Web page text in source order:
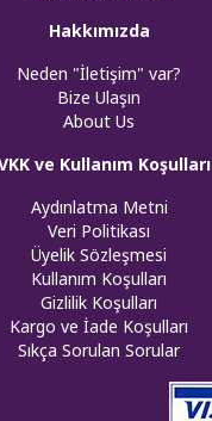
Hakkımızda
Neden "İletişim" var?
Bize Ulaşın
About Us
ve Kullanım Koşulları
Aydınlatma Metni
Veri Politikası
Üyelik Sözleşmesi
Kullanım Koşulları
Gizlilik Koşulları
Kargo ve İade Koşulları
Sıkça Sorulan Sorular